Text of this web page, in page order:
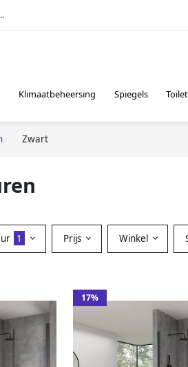
Klimaatbeheersing Spiegels
Zwart
1 Prijs Winkel
17%